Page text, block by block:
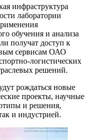
инфраструктура
лаборатории
обучения и анализа
получат доступ к
сервисам ОАО
логистических
решений.
рождаться новые
проекты, научные
и решения,
и индустрией.